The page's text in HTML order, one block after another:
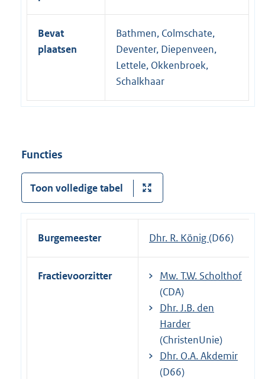
Bevat
plaatsen
Bathmen, Colmschate,
Deventer, Diepenveen,
Lettele, Okkenbroek,
Schalkhaar
Functies
Toon volledige tabel
Burgemeester Dhr. R. König(D66)
Fractievoorzitter
Mw. T.W. Scholthof
(CDA)
Dhr. J.B. den
Harder
(ChristenUnie)
Dhr. O.A. Akdemir
(D66)